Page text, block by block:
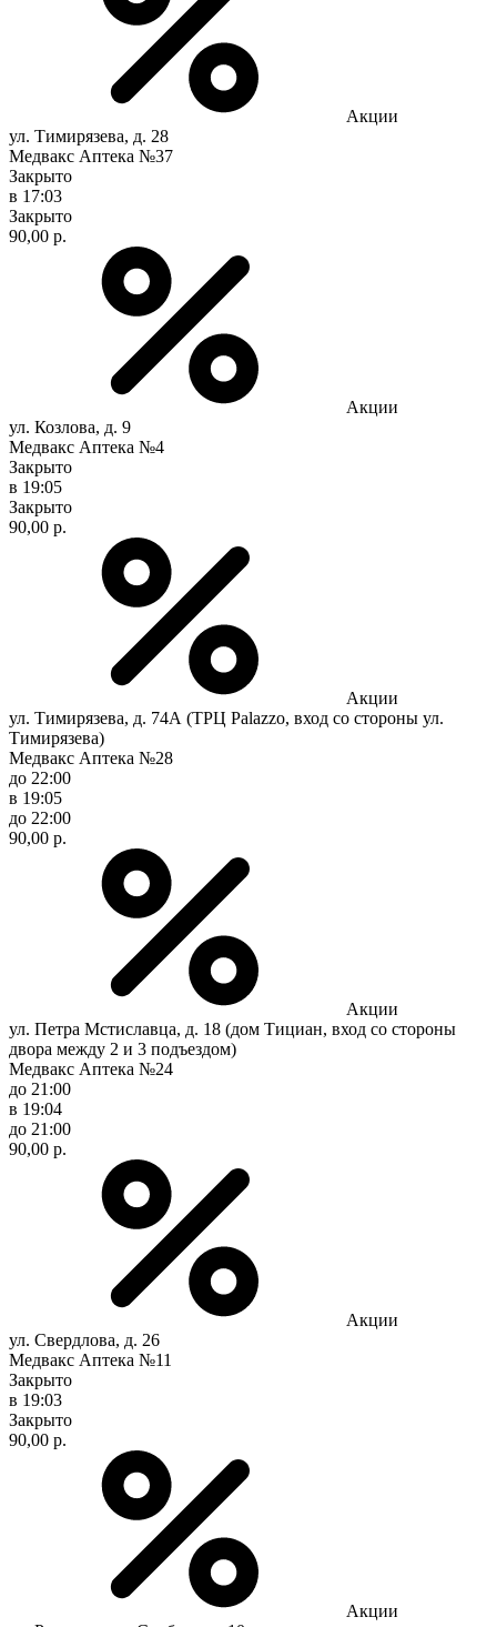
Акции
ул. Тимирязева, д. 28
Медвакс Аптека №37
Закрыто
в 17:03
Закрыто
90,00 р.
Акции
ул. Козлова, д. 9
Медвакс Аптека №4
Закрыто
в 19:05
Закрыто
90,00 р.
Акции
ул. Тимирязева, д. 74А (ТРЦ Palazzo, вход со стороны ул.
Тимирязева)
Медвакс Аптека №28
до 22:00
в 19:05
до 22:00
90,00 р.
Акции
ул. Петра Мстиславца, д. 18 (дом Тициан, вход со стороны
двора между 2 и 3 подъездом)
Медвакс Аптека №24
до 21:00
в 19:04
до 21:00
90,00 р.
Акции
ул. Свердлова, д. 26
Медвакс Аптека №11
Закрыто
в 19:03
Закрыто
90,00 р.
Акции